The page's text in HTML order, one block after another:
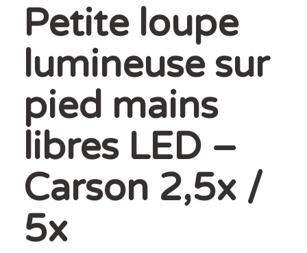
Petite loupe
lumineuse sur
pied mains
libres LED –
Carson 2,5x /
5x